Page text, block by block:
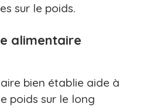
sur le poids.
alimentaire
bien établie aide à
poids sur le long